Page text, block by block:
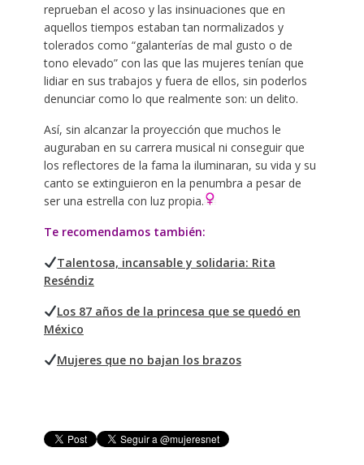
reprueban el acoso y las insinuaciones que en
aquellos tiempos estaban tan normalizados y
tolerados como “galanterías de mal gusto o de
tono elevado” con las que las mujeres tenían que
lidiar en sus trabajos y fuera de ellos, sin poderlos
denunciar como lo que realmente son: un delito.
Así, sin alcanzar la proyección que muchos le
auguraban en su carrera musical ni conseguir que
los reflectores de la fama la iluminaran, su vida y su
canto se extinguieron en la penumbra a pesar de
ser una estrella con luz propia.
Te recomendamos también:
Talentosa, incansable y solidaria: Rita
Reséndiz
Los 87 años de la princesa que se quedó en
México
Mujeres que no bajan los brazos